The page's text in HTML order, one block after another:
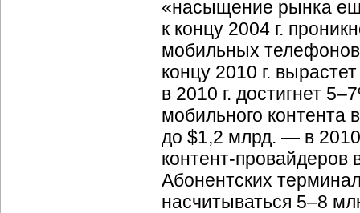
«насыщение рынка
к концу 2004 г.
мобильных телефонов
концу 2010 г.
в 2010 г. достигнет
мобильного контента
до $1,2 млрд. — в 2010
контент-провайдеров
Абонентских
насчитываться 5–8